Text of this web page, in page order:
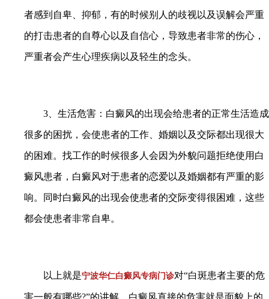
者感到自卑、抑郁，有的时候别人的歧视以及误解会严重
的打击患者的自尊心以及自信心，导致患者非常的伤心，
严重者会产生心理疾病以及轻生的念头。
3、生活危害：白癜风的出现会给患者的正常生活造成
很多的困扰，会使患者的工作、婚姻以及交际都出现很大
的困难。找工作的时候很多人会因为外貌问题拒绝使用白
癜风患者，白癜风对于患者的恋爱以及婚姻都有严重的影
响。同时白癜风的出现会使患者的交际变得很困难，这些
都会使患者非常自卑。
以上就是宁波华仁白癜风专病门诊对“白斑患者主要的危
害一般有哪些?”的讲解，白癜风直接的危害就是面貌上的